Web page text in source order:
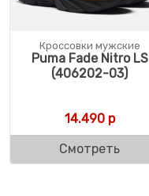
Кроссовки мужские
Puma Fade Nitro LS
(406202-03)
14.490р
Смотреть